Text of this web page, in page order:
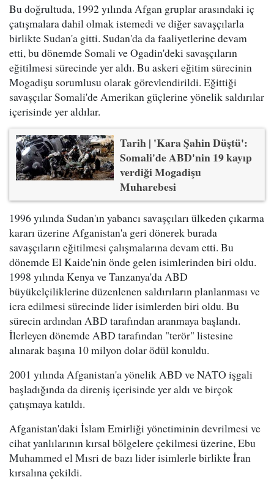
Bu doğrultuda, 1992 yılında Afgan gruplar arasındaki iç
çatışmalara dahil olmak istemedi ve diğer savaşçılarla
birlikte Sudan'a gitti. Sudan'da da faaliyetlerine devam
etti, bu dönemde Somali ve Ogadin'deki savaşçıların
eğitilmesi sürecinde yer aldı. Bu askeri eğitim sürecinin
Mogadişu sorumlusu olarak görevlendirildi. Eğittiği
savaşçılar Somali'de Amerikan güçlerine yönelik saldırılar
içerisinde yer aldılar.
Tarih | 'Kara Şahin Düştü':
Somali'de ABD'nin 19 kayıp
verdiği Mogadişu
Muharebesi
1996 yılında Sudan'ın yabancı savaşçıları ülkeden çıkarma
kararı üzerine Afganistan'a geri dönerek burada
savaşçıların eğitilmesi çalışmalarına devam etti. Bu
dönemde El Kaide'nin önde gelen isimlerinden biri oldu.
1998 yılında Kenya ve Tanzanya'da ABD
büyükelçiliklerine düzenlenen saldırıların planlanması ve
icra edilmesi sürecinde lider isimlerden biri oldu. Bu
sürecin ardından ABD tarafından aranmaya başlandı.
İlerleyen dönemde ABD tarafından "terör" listesine
alınarak başına 10 milyon dolar ödül konuldu.
2001 yılında Afganistan'a yönelik ABD ve NATO işgali
başladığında da direniş içerisinde yer aldı ve birçok
çatışmaya katıldı.
Afganistan'daki İslam Emirliği yönetiminin devrilmesi ve
cihat yanlılarının kırsal bölgelere çekilmesi üzerine, Ebu
Muhammed el Mısri de bazı lider isimlerle birlikte İran
kırsalına çekildi.